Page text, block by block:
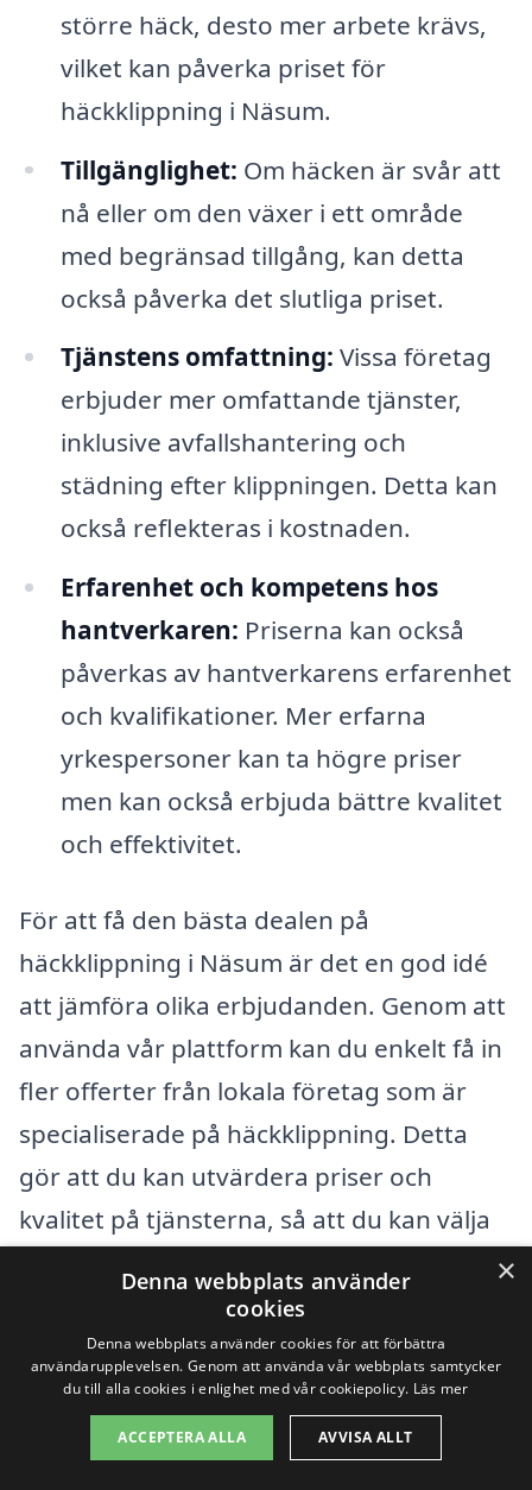
större häck, desto mer arbete krävs,
vilket kan påverka priset för
häckklippning i Näsum.
Tillgänglighet: Om häcken är svår att
nå eller om den växer i ett område
med begränsad tillgång, kan detta
också påverka det slutliga priset.
Tjänstens omfattning: Vissa företag
erbjuder mer omfattande tjänster,
inklusive avfallshantering och
städning efter klippningen. Detta kan
också reflekteras i kostnaden.
Erfarenhet och kompetens hos
hantverkaren: Priserna kan också
påverkas av hantverkarens erfarenhet
och kvalifikationer. Mer erfarna
yrkespersoner kan ta högre priser
men kan också erbjuda bättre kvalitet
och effektivitet.
För att få den bästa dealen på
häckklippning i Näsum är det en god idé
att jämföra olika erbjudanden. Genom att
använda vår plattform kan du enkelt få in
fler offerter från lokala företag som är
specialiserade på häckklippning. Detta
gör att du kan utvärdera priser och
kvalitet på tjänsterna, så att du kan välja
Kom ihåg att det alltid är värt att ställa
frågor och be om referenser innan du
väljer ett företag. Med rätt information
×
Denna webbplats använder
cookies
Denna webbplats använder cookies för att förbättra
användarupplevelsen. Genom att använda vår webbplats samtycker
du till alla cookies i enlighet med vår cookiepolicy. Läs mer
ACCEPTERA ALLA AVVISA ALLT